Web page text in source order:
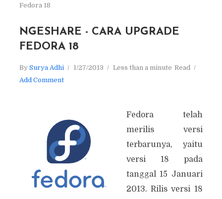
Fedora 18
NGESHARE - CARA UPGRADE
FEDORA 18
BySurya Adhi 1/27/2013 Less than a minute Read
Add Comment
Fedora telah
merilis versi
terbarunya, yaitu
versi 18 pada
tanggal 15 Januari
2013. Rilis versi 18